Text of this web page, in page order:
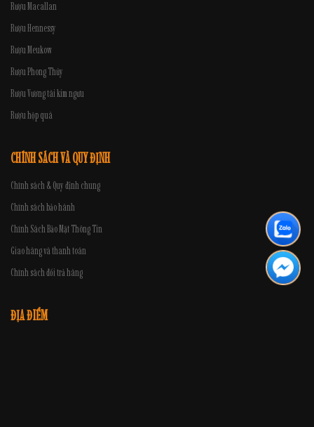
Rượu Macallan
Rượu Hennessy
Rượu Meukow
Rượu Phong Thủy
Rượu Vương tài kim ngưu
Rượu hộp quà
CHÍNH SÁCH VÀ QUY ĐỊNH
Chính sách & Quy định chung
Chính sách bảo hành
Chính Sách Bảo Mật Thông Tin
Giao hàng và thanh toán
Chính sách đổi trả hàng
ĐỊA ĐIỂM